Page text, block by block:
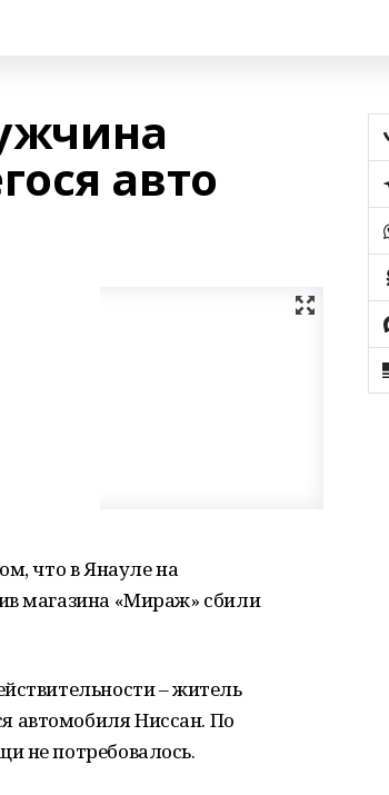
авто
что в Янауле на
магазина «Мираж» сбили
– житель
автомобиля Ниссан. По
не потребовалось.